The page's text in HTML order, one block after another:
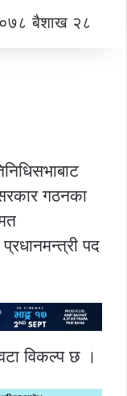
बैशाख २८
गठनका
पद
विकल्प छ ।